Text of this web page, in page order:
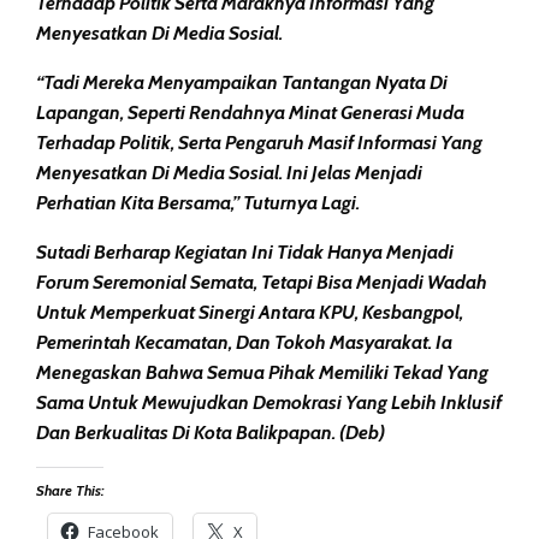
Menyesatkan Di Media Sosial.
“Tadi Mereka Menyampaikan Tantangan Nyata Di
Lapangan, Seperti Rendahnya Minat Generasi Muda
Terhadap Politik, Serta Pengaruh Masif Informasi Yang
Menyesatkan Di Media Sosial. Ini Jelas Menjadi
Perhatian Kita Bersama,” Tuturnya Lagi.
Sutadi Berharap Kegiatan Ini Tidak Hanya Menjadi
Forum Seremonial Semata, Tetapi Bisa Menjadi Wadah
Untuk Memperkuat Sinergi Antara KPU, Kesbangpol,
Pemerintah Kecamatan, Dan Tokoh Masyarakat. Ia
Menegaskan Bahwa Semua Pihak Memiliki Tekad Yang
Sama Untuk Mewujudkan Demokrasi Yang Lebih Inklusif
Dan Berkualitas Di Kota Balikpapan. (deb)
Share This:
Facebook X